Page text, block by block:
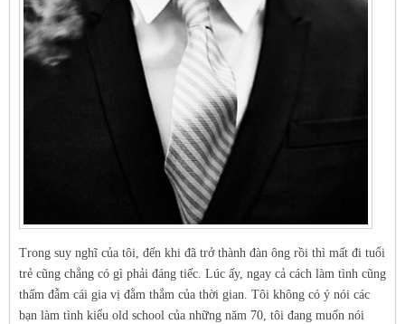
Trong suy nghĩ của tôi, đến khi đã trở thành đàn ông rồi thì mất đi tuổi
trẻ cũng chẳng có gì phải đáng tiếc. Lúc ấy, ngay cả cách làm tình cũng
thấm đẫm cái gia vị đằm thắm của thời gian. Tôi không có ý nói các
bạn làm tình kiểu old school của những năm 70, tôi đang muốn nói